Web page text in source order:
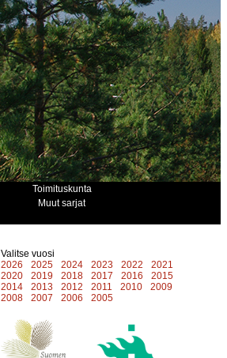
Toimituskunta
Muut sarjat
Valitse vuosi
2026
2025 2024 2023 2022
2021
2020
2019 2018 2017 2016
2015
2014
2013 2012 2011 2010
2009
2008
2007 2006 2005